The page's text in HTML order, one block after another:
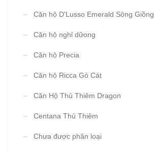
Căn hộ D'Lusso Emerald Sông Giồng
Căn hộ nghỉ dữong
Căn hộ Precia
Căn hộ Ricca Gò Cát
Căn Hộ Thủ Thiêm Dragon
Centana Thủ Thiêm
Chưa được phân loại